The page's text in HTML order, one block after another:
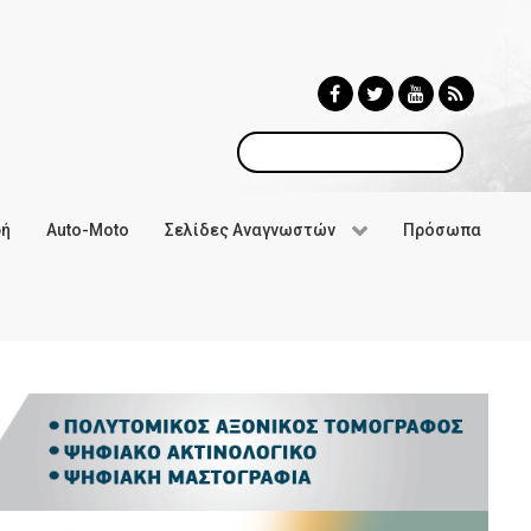
Αναζήτηση
Auto-Moto Σελίδες Αναγνωστών Πρόσωπα